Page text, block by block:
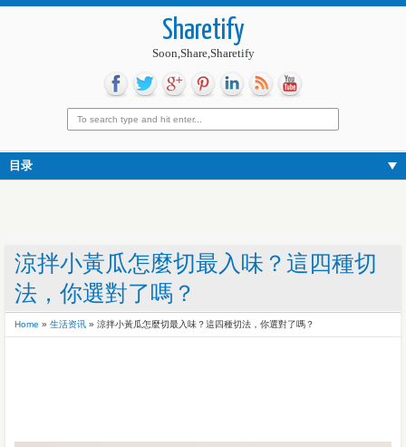
Sharetify
Soon,Share,Sharetify
目录
涼拌小黃瓜怎麼切最入味？這四種切
法，你選對了嗎？
Home » 生活资讯 » 涼拌小黃瓜怎麼切最入味？這四種切法，你選對了嗎？